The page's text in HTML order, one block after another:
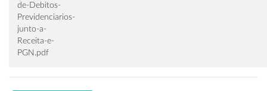
de-Debitos-
Previdenciarios-
junto-a-
Receita-e-
PGN.pdf